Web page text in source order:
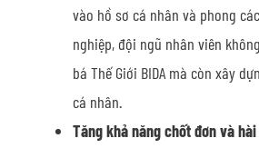
vào hồ sơ cá nhân và phong
nghiệp, đội ngũ nhân viên
bá Thế Giới BIDA mà còn xây
cá nhân.
Tăng khả năng chốt đơn và